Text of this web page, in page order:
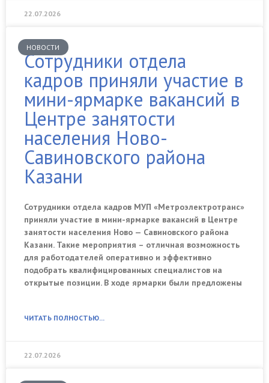
22.07.2026
НОВОСТИ
Сотрудники отдела
кадров приняли участие в
мини-ярмарке вакансий в
Центре занятости
населения Ново-
Савиновского района
Казани
Сотрудники отдела кадров МУП «Метроэлектротранс»
приняли участие в мини-ярмарке вакансий в Центре
занятости населения Ново — Савиновского района
Казани. Такие мероприятия – отличная возможность
для работодателей оперативно и эффективно
подобрать квалифицированных специалистов на
открытые позиции. В ходе ярмарки были предложены
ЧИТАТЬ ПОЛНОСТЬЮ...
22.07.2026